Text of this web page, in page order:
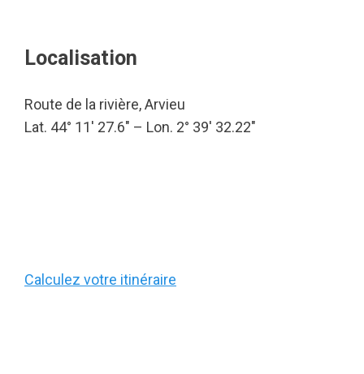
Localisation
Route de la rivière, Arvieu
Lat. 44° 11′ 27.6″ – Lon. 2° 39′ 32.22″
Calculez votre itinéraire